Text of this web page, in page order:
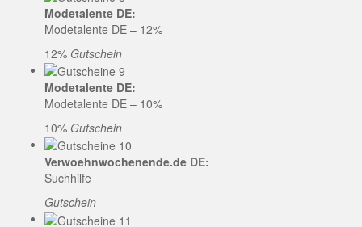
Modetalente DE:
Modetalente DE – 12%
12% Gutschein
Modetalente DE:
Modetalente DE – 10%
10% Gutschein
Verwoehnwochenende.de DE:
Suchhilfe
Gutschein